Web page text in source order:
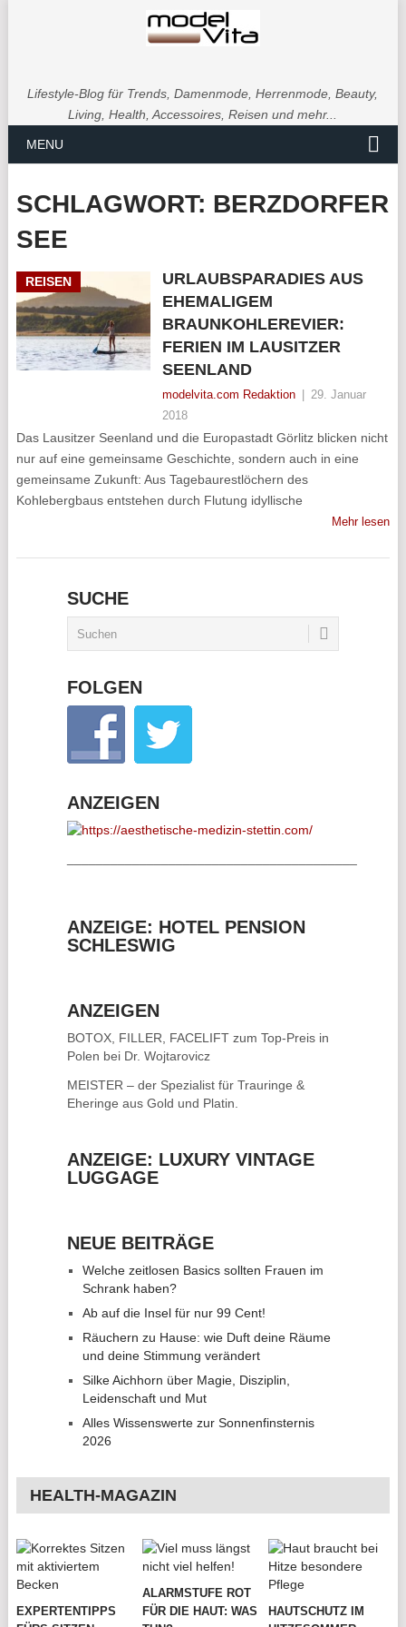
Lifestyle-Blog für Trends, Damenmode, Herrenmode, Beauty,
Living, Health, Accessoires, Reisen und mehr...
MENU
SCHLAGWORT: BERZDORFER
SEE
REISEN
URLAUBSPARADIES AUS
EHEMALIGEM
BRAUNKOHLEREVIER:
FERIEN IM LAUSITZER
SEENLAND
modelvita.com Redaktion
29. Januar
2018
Das Lausitzer Seenland und die Europastadt Görlitz blicken nicht
nur auf eine gemeinsame Geschichte, sondern auch in eine
gemeinsame Zukunft: Aus Tagebaurestlöchern des
Kohlebergbaus entstehen durch Flutung idyllische
Mehr lesen
SUCHE
FOLGEN
ANZEIGEN
ANZEIGE: HOTEL PENSION
SCHLESWIG
ANZEIGEN
BOTOX, FILLER, FACELIFTzum Top-Preis in
Polen bei Dr. Wojtarovicz
MEISTER – der Spezialist für Trauringe &
Eheringe aus Gold und Platin.
ANZEIGE: LUXURY VINTAGE
LUGGAGE
NEUE BEITRÄGE
Welche zeitlosen Basics sollten Frauen im
Schrank haben?
Ab auf die Insel für nur 99 Cent!
Räuchern zu Hause: wie Duft deine Räume
und deine Stimmung verändert
Silke Aichhorn über Magie, Disziplin,
Leidenschaft und Mut
Alles Wissenswerte zur Sonnenfinsternis
2026
HEALTH-MAGAZIN
EXPERTENTIPPS
ALARMSTUFE ROT
FÜR DIE HAUT: WAS
HAUTSCHUTZ IM